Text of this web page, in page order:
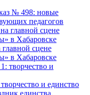
№ 498: новые
педагогов
сцене
в Хабаровске
и единство